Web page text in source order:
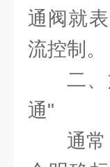
通阀就
流控制。
二
通"
通